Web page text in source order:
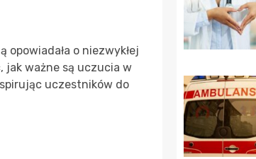
opowiadała o niezwykłej
jak ważne są uczucia w
uczestników do